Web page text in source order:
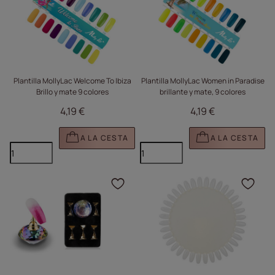
Plantilla MollyLac Welcome To Ibiza
Brillo y mate 9 colores
4,19 €
A LA CESTA
Plantilla MollyLac Women in Paradise
brillante y mate, 9 colores
4,19 €
A LA CESTA
Haga clic para añadir